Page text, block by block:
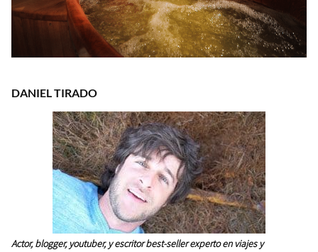
DANIEL TIRADO
Actor, blogger, youtuber, y escritor best-seller experto en viajes y